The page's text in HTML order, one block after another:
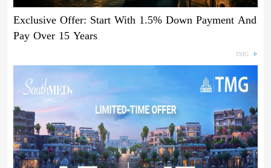
Exclusive Offer: Start With 1.5% Down Payment And
Pay Over 15 Years
TMG